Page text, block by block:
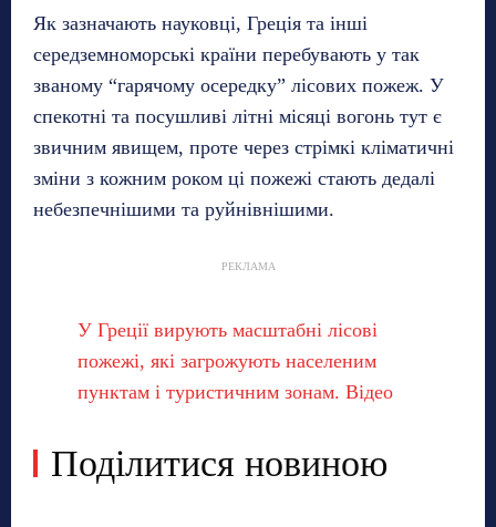
Як зазначають науковці, Греція та інші
середземноморські країни перебувають у так
званому “гарячому осередку” лісових пожеж. У
спекотні та посушливі літні місяці вогонь тут є
звичним явищем, проте через стрімкі кліматичні
зміни з кожним роком ці пожежі стають дедалі
небезпечнішими та руйнівнішими.
РЕКЛАМА
У Греції вирують масштабні лісові
пожежі, які загрожують населеним
пунктам і туристичним зонам. Відео
Поділитися новиною